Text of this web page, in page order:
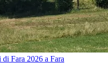
di Fara 2026 a Fara